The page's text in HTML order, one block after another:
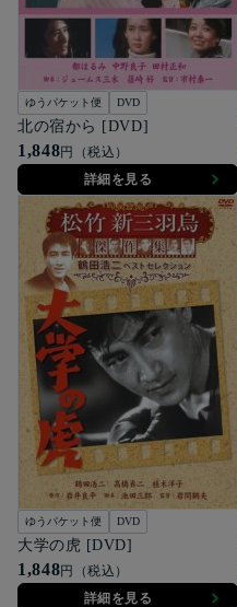
ゆうパケット便 DVD
北の宿から [DVD]
1,848円（税込）
詳細を見る
ゆうパケット便 DVD
大学の虎 [DVD]
1,848円（税込）
詳細を見る